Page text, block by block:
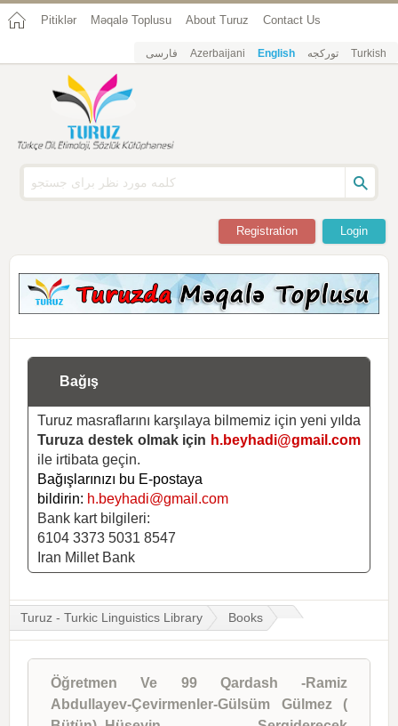
Pitiklər Məqalə Toplusu About Turuz Contact Us
فارسی Azerbaijani English تورکجه Turkish
Login
Registration
Bağış
Turuz masraflarını karşılaya bilmemiz için yeni yılda
Turuza destek olmak için h.beyhadi@gmail.com
ile irtibata geçin.
Bağışlarınızı bu E-postaya
bildirin: h.beyhadi@gmail.com
Bank kart bilgileri:
6104 3373 5031 8547
Iran Millet Bank
Turuz - Turkic Linguistics Library Books
Öğretmen Ve 99 Qardash -Ramiz
Abdullayev-Çevirmenler-Gülsüm Gülmez (